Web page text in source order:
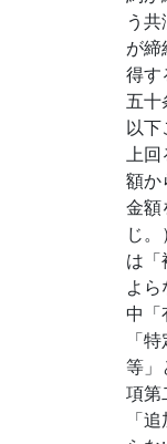
う
が
得す
五十
以
上回
額か
金額
じ
は
よ
中「
「
等」
項第
「